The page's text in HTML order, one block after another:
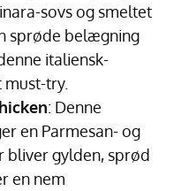
sovs og smeltet
sprøde belægning
italiensk-
try.
: Denne
en Parmesan- og
bliver gylden, sprød
en nem